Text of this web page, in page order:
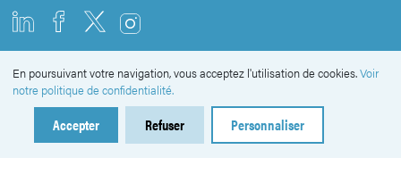
NEWSLETTER
En poursuivant votre navigation, vous acceptez l'utilisation de cookies.Voir
notre politique de confidentialité.
Accepter Refuser Personnaliser